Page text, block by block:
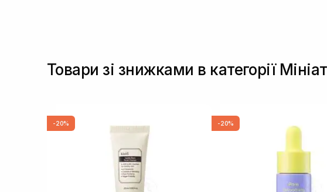
Товари зі знижками в категорії
-20% -20%